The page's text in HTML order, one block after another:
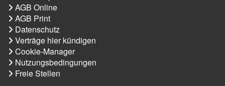
AGB Online
AGB Print
Datenschutz
Verträge hier kündigen
Cookie-Manager
Nutzungsbedingungen
Freie Stellen